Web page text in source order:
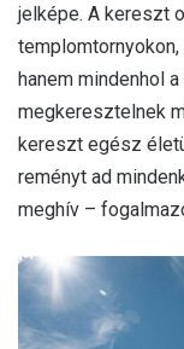
jelképe. A kereszt
hanem mindenhol
megkeresztelnek
kereszt egész
reményt ad
meghív –